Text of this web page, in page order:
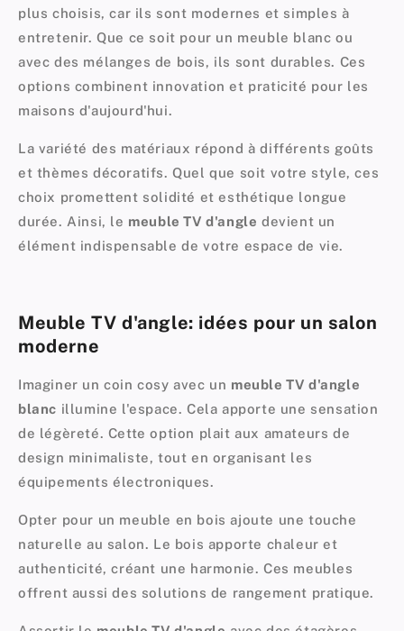
plus choisis, car ils sont modernes et simples à
entretenir. Que ce soit pour un meuble blanc ou
avec des mélanges de bois, ils sont durables. Ces
options combinent innovation et praticité pour les
maisons d'aujourd'hui.
La variété des matériaux répond à différents goûts
et thèmes décoratifs. Quel que soit votre style, ces
choix promettent solidité et esthétique longue
durée. Ainsi, le meuble TV d'angle devient un
élément indispensable de votre espace de vie.
Meuble TV d'angle: idées pour un salon
moderne
Imaginer un coin cosy avec un meuble TV d'angle
blanc illumine l'espace. Cela apporte une sensation
de légèreté. Cette option plait aux amateurs de
design minimaliste, tout en organisant les
équipements électroniques.
Opter pour un meuble en bois ajoute une touche
naturelle au salon. Le bois apporte chaleur et
authenticité, créant une harmonie. Ces meubles
offrent aussi des solutions de rangement pratique.